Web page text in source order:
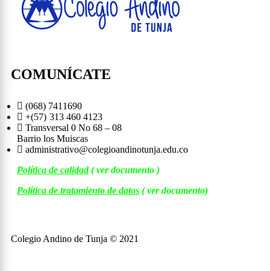
COMUNÍCATE
(068) 7411690
+(57) 313 460 4123
Transversal 0 No 68 – 08
Barrio los Muiscas
administrativo@colegioandinotunja.edu.co
Política de calidad( ver documento )
Política de tratamiento de datos ( ver documento)
Colegio Andino de Tunja © 2021